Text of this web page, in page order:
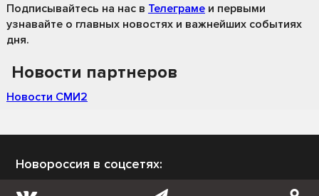
Подписывайтесь на нас в Телеграме и первыми
узнавайте о главных новостях и важнейших событиях
дня.
Новости партнеров
Новости СМИ2
Новороссия в соцсетях: